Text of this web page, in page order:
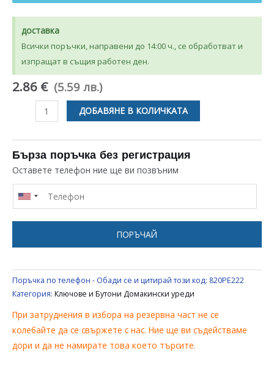
доставка
Всички поръчки, направени до 14:00 ч., се обработват и
изпращат в същия работен ден.
2.86 € (5.59 лв.)
количество
КЛЮЧ
ЗА
ДОМАКИНСКИ
УРЕДИ
ДОБАВЯНЕ В КОЛИЧКАТА
Бърза поръчка без регистрация
Оставете телефон ние ще ви позвъним
ПОРЪЧАЙ
Поръчка по телефон - Обади се и цитирай този код: 820PE222
Категория: Ключове и Бутони Домакински уреди
При затруднения в избора на резервна част не се
колебайте да се свържете с нас. Ние ще ви съдействаме
дори и да не намирате това което търсите.